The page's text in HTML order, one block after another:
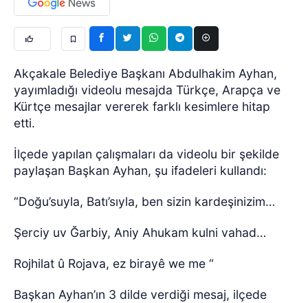
Akçakale Belediye Başkanı Abdulhakim Ayhan,
yayımladığı videolu mesajda Türkçe, Arapça ve
Kürtçe mesajlar vererek farklı kesimlere hitap
etti.
İlçede yapılan çalışmaları da videolu bir şekilde
paylaşan Başkan Ayhan, şu ifadeleri kullandı:
“Doğu’suyla, Batı’sıyla, ben sizin kardeşinizim…
Şerciy uv Ğarbiy, Aniy Ahukam kulni vahad…
Rojhilat û Rojava, ez birayê we me “
Başkan Ayhan’ın 3 dilde verdiği mesaj, ilçede